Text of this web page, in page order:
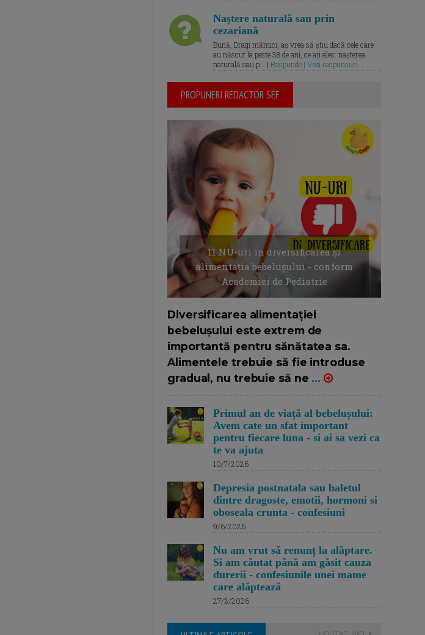
Naștere naturală sau prin
cezariană
Bună, Dragi mămici, aș vrea să știu dacă cele care
au născut la peste 38 de ani, ce ați ales: nașterea
naturală sau p... | Raspunde | Vezi raspunsuri
PROPUNERI REDACTOR SEF
11 NU-uri in diversificarea și
alimentația bebelușului - conform
Academiei de Pediatrie
Diversificarea alimentației
bebelușului este extrem de
importantă pentru sănătatea sa.
Alimentele trebuie să fie introduse
gradual, nu trebuie să ne ...
Primul an de viață al bebelușului:
Avem cate un sfat important
pentru fiecare luna - si ai sa vezi ca
te va ajuta
10/7/2026
Depresia postnatala sau baletul
dintre dragoste, emotii, hormoni si
oboseala crunta - confesiuni
9/6/2026
Nu am vrut să renunț la alăptare.
Si am căutat până am găsit cauza
durerii - confesiunile unei mame
care alăptează
27/3/2026